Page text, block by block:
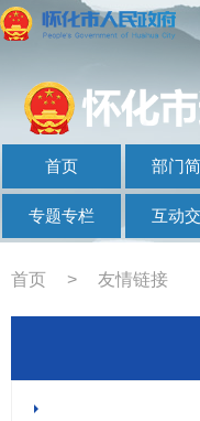
首页 部门
专题专栏 互动
首页 > 友情链接